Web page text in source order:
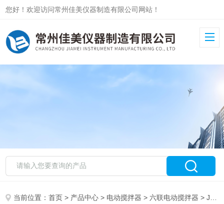
您好！欢迎访问常州佳美仪器制造有限公司网站！
当前位置：首页 > 产品中心 > 电动搅拌器 >六联电动搅拌器 > JJ-4六联电动搅拌器供应